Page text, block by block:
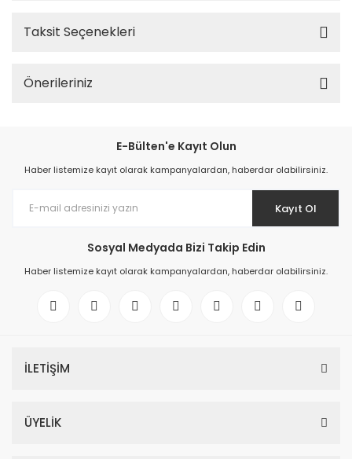
Taksit Seçenekleri
Önerileriniz
E-Bülten'e Kayıt Olun
Haber listemize kayıt olarak kampanyalardan, haberdar olabilirsiniz.
Kayıt Ol
Sosyal Medyada Bizi Takip Edin
Haber listemize kayıt olarak kampanyalardan, haberdar olabilirsiniz.
İLETİŞİM
ÜYELİK